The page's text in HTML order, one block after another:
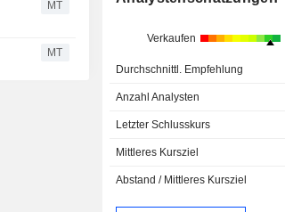
MT
MT
Verkaufen
Durchschnittl. Empfehlung
Anzahl Analysten
Letzter Schlusskurs
Mittleres Kursziel
Abstand / Mittleres Kursziel